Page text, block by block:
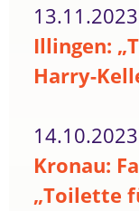
13.11.2023
Illingen:
Harry-
14.10.2023
Kronau:
„Toilette